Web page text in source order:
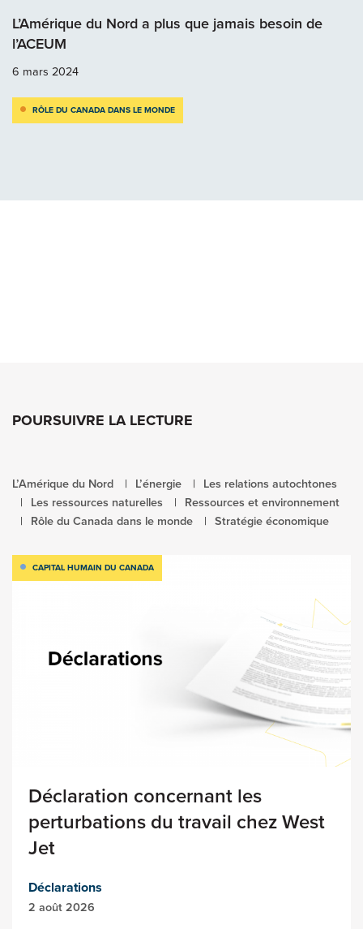
L’Amérique du Nord a plus que jamais besoin de
l’ACEUM
6 mars 2024
RÔLE DU CANADA DANS LE MONDE
POURSUIVRE LA LECTURE
L’Amérique du Nord L’énergie
Les relations autochtones
Les ressources naturelles
Ressources et environnement
Rôle du Canada dans le monde
Stratégie économique
CAPITAL HUMAIN DU CANADA
Déclaration concernant les
perturbations du travail chez West
Jet
Déclarations
2 août 2026